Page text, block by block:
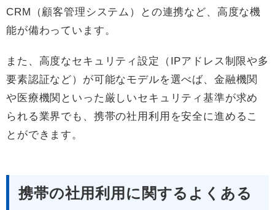
CRM（顧客管理システム）との連携など、高度な機
能が備わっています。
また、高度なセキュリティ設定（IPアドレス制限や多
要素認証など）が可能なモデルを選べば、金融機関
や医療機関といった厳しいセキュリティ基準が求め
られる業界でも、携帯の社用利用を安全に進めるこ
とができます。
携帯の社用利用に関するよくある